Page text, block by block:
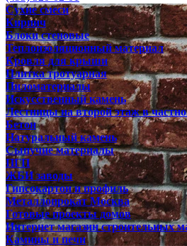
Сухие смеси
Кирпич
Блоки стеновые
Теплоизоляционный материал
Кровля для крыши
Плитка тротуарная
Пиломатериалы
Искусственный камень
Лестницы на второй этаж в
Бетон
Натуральный камень
Сыпучие материалы
ПГП
ЖБИ заводы
Гипсокартон и профиль
Металлопрокат Москва
Готовые проекты домов
Интернет магазин строительных
Камины и печи